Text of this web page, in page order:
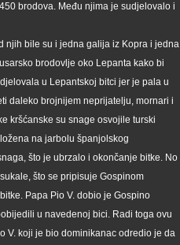
brodova. Među njima je sudjelovalo i
njih bile su i jedna galija iz Kopra i jedna
brodovlje oko Lepanta kako bi
u Lepantskoj bitci jer je pala u
daleko brojnijem neprijatelju, mornari i
kršćanske su snage osvojile turski
na jarbolu španjolskog
što je ubrzalo i okončanje bitke. No
što se pripisuje Gospinom
Papa Pio V. dobio je Gospino
u navedenoj bici. Radi toga ovu
V. koji je bio dominikanac odredio je da